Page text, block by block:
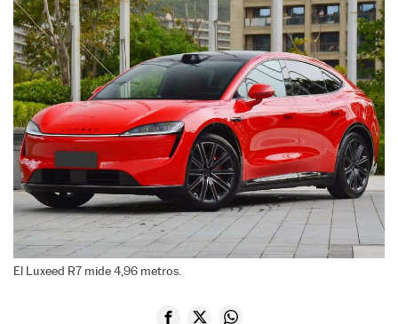
El Luxeed R7 mide 4,96 metros.